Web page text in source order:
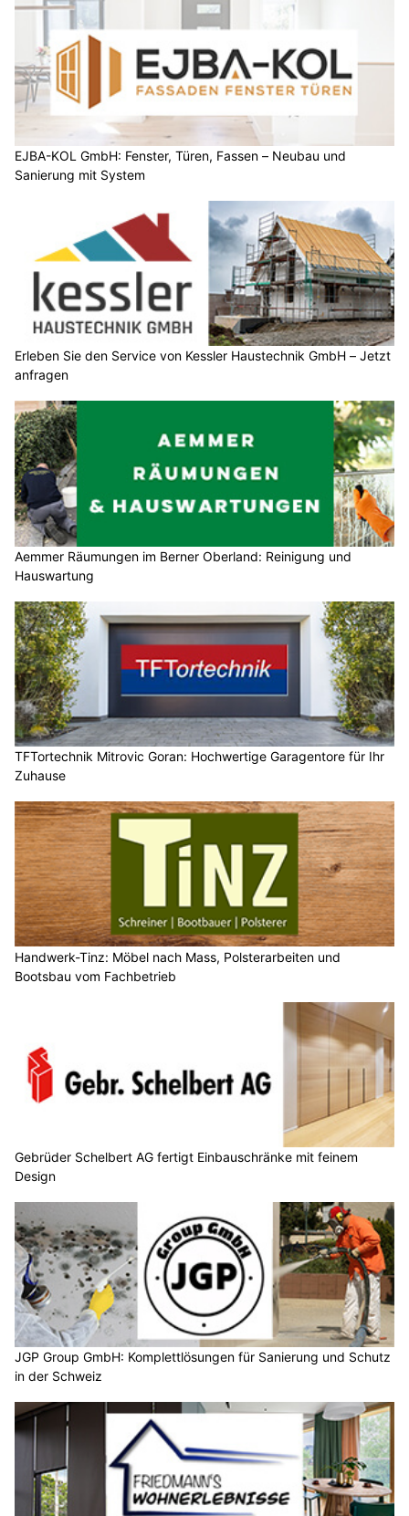
EJBA-KOL GmbH: Fenster, Türen, Fassen – Neubau und
Sanierung mit System
Erleben Sie den Service von Kessler Haustechnik GmbH – Jetzt
anfragen
Aemmer Räumungen im Berner Oberland: Reinigung und
Hauswartung
TFTortechnik Mitrovic Goran: Hochwertige Garagentore für Ihr
Zuhause
Handwerk-Tinz: Möbel nach Mass, Polsterarbeiten und
Bootsbau vom Fachbetrieb
Gebrüder Schelbert AG fertigt Einbauschränke mit feinem
Design
JGP Group GmbH: Komplettlösungen für Sanierung und Schutz
in der Schweiz